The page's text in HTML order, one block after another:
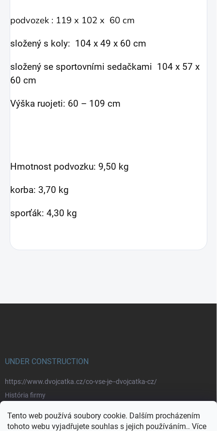
Tento web používá soubory cookie. Dalším procházením
tohoto webu vyjadřujete souhlas s jejich používáním.. Více
podvozek : 119 x 102 x 60 cm
složený s koly: 104 x 49 x 60 cm
složený se sportovními sedačkami 104 x 57 x
60 cm
Výška ruojeti: 60 – 109 cm
Hmotnost podvozku: 9,50 kg
korba: 3,70 kg
sporťák: 4,30 kg
UNDER CONSTRUCTION
https://www.dvojcatka.cz/co-vse-je--dvojcatka-cz/
História firmy
Značky